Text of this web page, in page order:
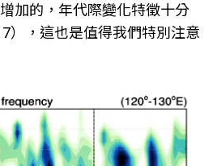
加的，年代際變化特徵十分
），這也是值得我們特別注意